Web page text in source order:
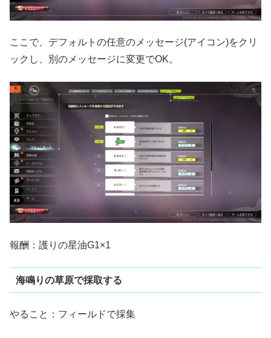
ここで、デフォルトの任意のメッセージ(アイコン)をクリ
ックし、別のメッセージに変更でOK。
報酬：護りの星油G1×1
海鳴りの草原で採取する
やること：フィールドで採集